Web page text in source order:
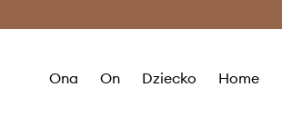
Ona On Dziecko Home